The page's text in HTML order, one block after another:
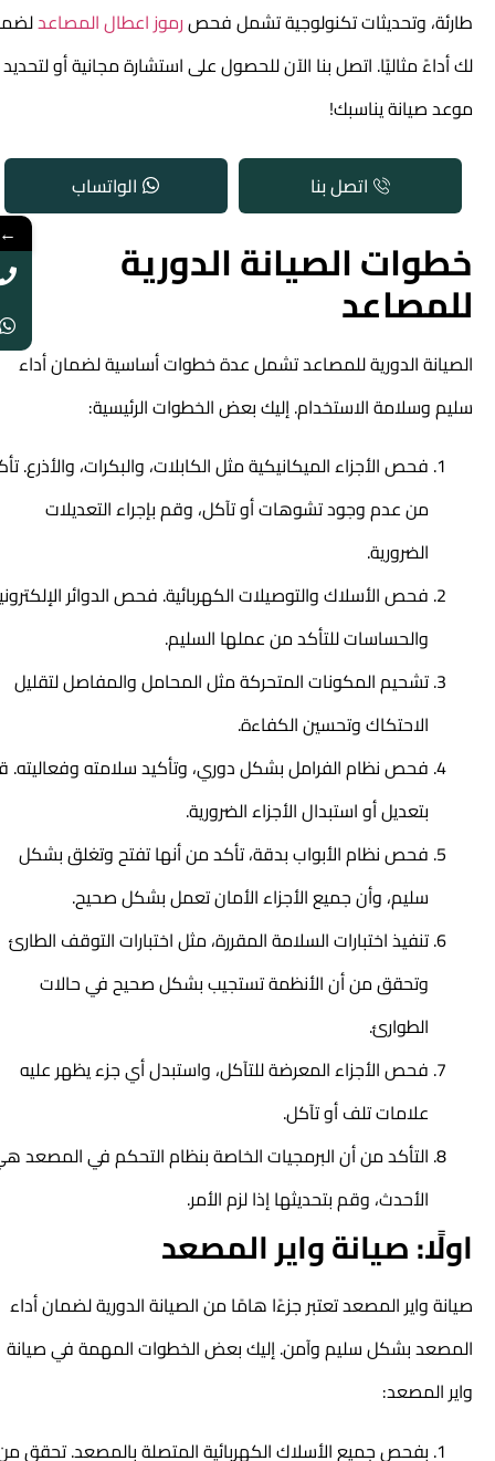
طارئة، وتحديثات تكنولوجية تشمل فحصرموز اعطال المصاعدلضمان
لك أداءً مثاليًا. اتصل بنا الآن للحصول على استشارة مجانية أو لتحديد
موعد صيانة يناسبك!
اتصل بنا الواتساب
خطوات الصيانة الدورية
للمصاعد
الصيانة الدورية للمصاعد تشمل عدة خطوات أساسية لضمان أداء
سليم وسلامة الاستخدام. إليك بعض الخطوات الرئيسية:
فحص الأجزاء الميكانيكية مثل الكابلات، والبكرات، والأذرع. تأكد
من عدم وجود تشوهات أو تآكل، وقم بإجراء التعديلات
الضرورية.
فحص الأسلاك والتوصيلات الكهربائية. فحص الدوائر الإلكترونية
والحساسات للتأكد من عملها السليم.
تشحيم المكونات المتحركة مثل المحامل والمفاصل لتقليل
الاحتكاك وتحسين الكفاءة.
فحص نظام الفرامل بشكل دوري، وتأكيد سلامته وفعاليته. قم
بتعديل أو استبدال الأجزاء الضرورية.
فحص نظام الأبواب بدقة، تأكد من أنها تفتح وتغلق بشكل
سليم، وأن جميع الأجزاء الأمان تعمل بشكل صحيح.
تنفيذ اختبارات السلامة المقررة، مثل اختبارات التوقف الطارئ
وتحقق من أن الأنظمة تستجيب بشكل صحيح في حالات
الطوارئ.
فحص الأجزاء المعرضة للتآكل، واستبدل أي جزء يظهر عليه
علامات تلف أو تآكل.
التأكد من أن البرمجيات الخاصة بنظام التحكم في المصعد هي
الأحدث، وقم بتحديثها إذا لزم الأمر.
اولًا: صيانة واير المصعد
صيانة واير المصعد تعتبر جزءًا هامًا من الصيانة الدورية لضمان أداء
المصعد بشكل سليم وآمن. إليك بعض الخطوات المهمة في صيانة
واير المصعد:
بفحص جميع الأسلاك الكهربائية المتصلة بالمصعد. تحقق من
←